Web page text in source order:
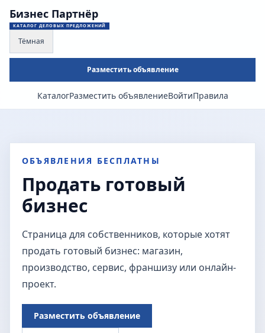
Бизнес Партнёр
КАТАЛОГ ДЕЛОВЫХ ПРЕДЛОЖЕНИЙ
Тёмная
Разместить объявление
КаталогРазместить объявлениеВойтиПравила
ОБЪЯВЛЕНИЯ БЕСПЛАТНЫ
Продать готовый
бизнес
Страница для собственников, которые хотят
продать готовый бизнес: магазин,
производство, сервис, франшизу или онлайн-
проект.
Разместить объявление